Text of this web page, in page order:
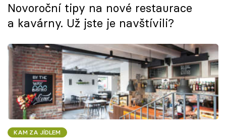
Novoroční tipy na nové restaurace
a kavárny. Už jste je navštívili?
KAM ZA JÍDLEM